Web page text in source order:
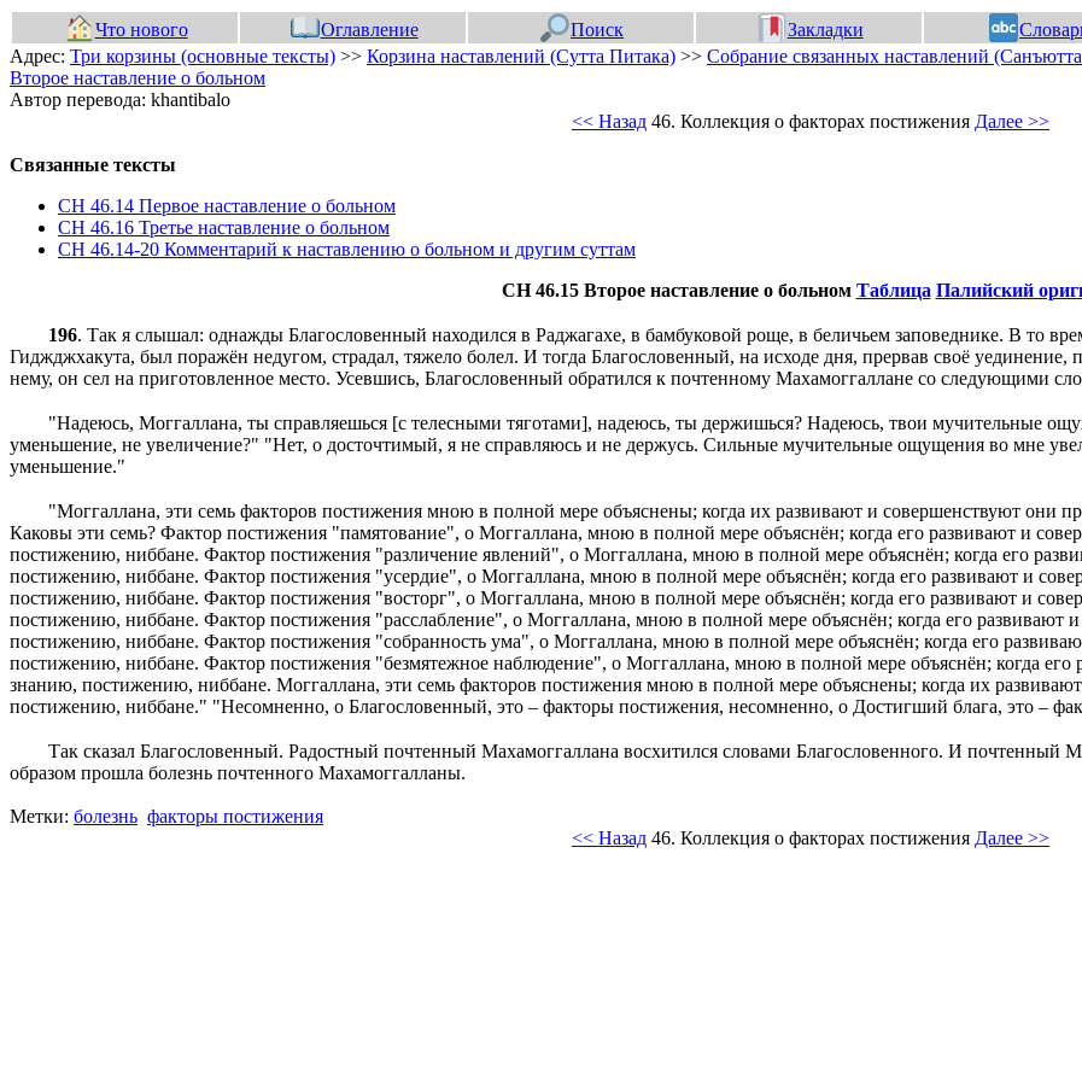
Что нового Оглавление Поиск Закладки
Адрес: Три корзины (основные тексты) >> Корзина наставлений (Сутта Питака) >> Собрание связанных наставлений
Второе наставление о больном
Автор перевода: khantibalo
<< Назад 46. Коллекция о факторах постижения Далее >>
Связанные тексты
СН 46.14 Первое наставление о больном
СН 46.16 Третье наставление о больном
СН 46.14-20 Комментарий к наставлению о больном и другим суттам
СН 46.15 Второе наставление о больном Таблица Палийский
196. Так я слышал: однажды Благословенный находился в Раджагахе, в бамбуковой роще, в беличьем заповеднике. В то
Гиджджхакута, был поражён недугом, страдал, тяжело болел. И тогда Благословенный, на исходе дня, прервав своё
нему, он сел на приготовленное место. Усевшись, Благословенный обратился к почтенному Махамоггаллане со следующими
"Надеюсь, Моггаллана, ты справляешься [с телесными тяготами], надеюсь, ты держишься? Надеюсь, твои мучительные
уменьшение, не увеличение?" "Нет, о досточтимый, я не справляюсь и не держусь. Сильные мучительные ощущения во мне
уменьшение."
"Моггаллана, эти семь факторов постижения мною в полной мере объяснены; когда их развивают и совершенствуют они
Каковы эти семь? Фактор постижения "памятование", о Моггаллана, мною в полной мере объяснён; когда его развивают и
постижению, ниббане. Фактор постижения "различение явлений", о Моггаллана, мною в полной мере объяснён; когда его
постижению, ниббане. Фактор постижения "усердие", о Моггаллана, мною в полной мере объяснён; когда его развивают и
постижению, ниббане. Фактор постижения "восторг", о Моггаллана, мною в полной мере объяснён; когда его развивают и
постижению, ниббане. Фактор постижения "расслабление", о Моггаллана, мною в полной мере объяснён; когда его
постижению, ниббане. Фактор постижения "собранность ума", о Моггаллана, мною в полной мере объяснён; когда его
постижению, ниббане. Фактор постижения "безмятежное наблюдение", о Моггаллана, мною в полной мере объяснён; когда
знанию, постижению, ниббане. Моггаллана, эти семь факторов постижения мною в полной мере объяснены; когда их
постижению, ниббане." "Несомненно, о Благословенный, это – факторы постижения, несомненно, о Достигший блага, это –
Так сказал Благословенный. Радостный почтенный Махамоггаллана восхитился словами Благословенного. И почтенный
образом прошла болезнь почтенного Махамоггалланы.
Метки: болезнь факторы постижения
<< Назад 46. Коллекция о факторах постижения Далее >>